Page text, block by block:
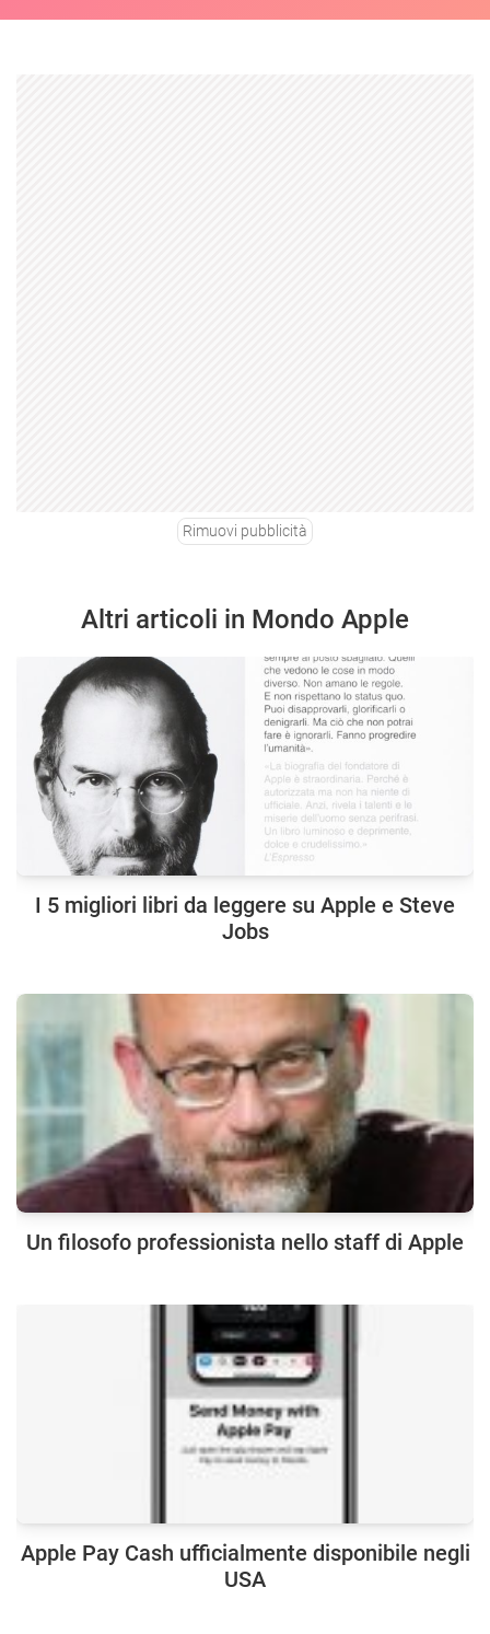
Rimuovi pubblicità
Altri articoli in Mondo Apple
I 5 migliori libri da leggere su Apple e Steve
Jobs
Un filosofo professionista nello staff di Apple
Apple Pay Cash ufficialmente disponibile negli
USA